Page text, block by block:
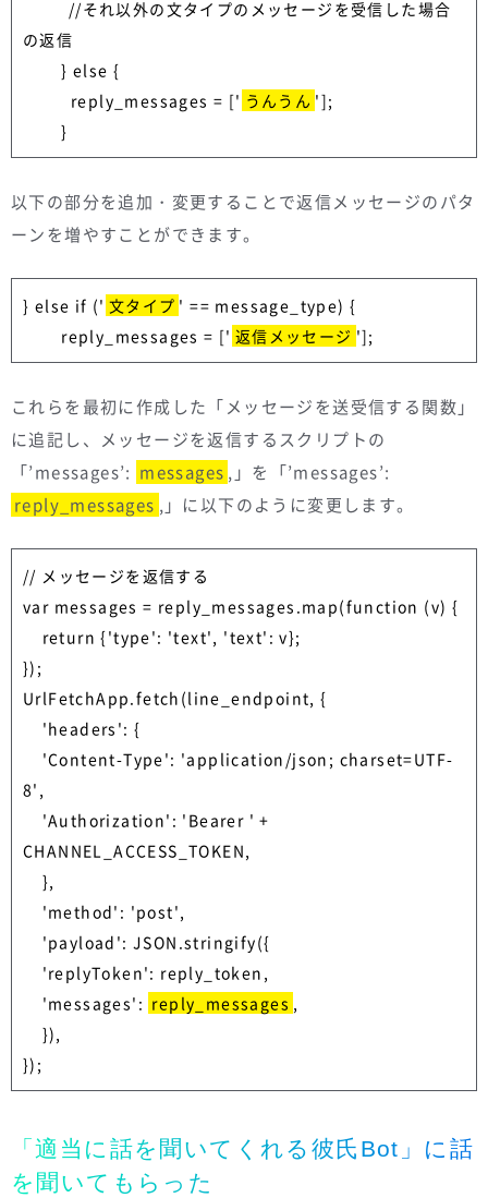
の返信
        } else {
          reply_messages = ['
うんうん '];
        }
以下の部分を追加・変更することで返信メッセージのパタ
ーンを増やすことができます。
} else if (' 文タイプ ' == message_type) {
        reply_messages = ['
返信メッセージ '];
これらを最初に作成した「メッセージを送受信する関数」
に追記し、メッセージを返信するスクリプトの
「’messages’: messages ,」を「’messages’:
reply_messages ,」に以下のように変更します。
// メッセージを返信する
var messages = reply_messages.map(function (v) {
});
UrlFetchApp.fetch(line_endpoint, {
8',
CHANNEL_ACCESS_TOKEN,
    'messages':
reply_messages
});
「適当に話を聞いてくれる彼氏Bot」に話
を聞いてもらった